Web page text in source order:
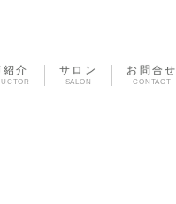
紹介 サロン
SALON
お問合せ
CONTACT